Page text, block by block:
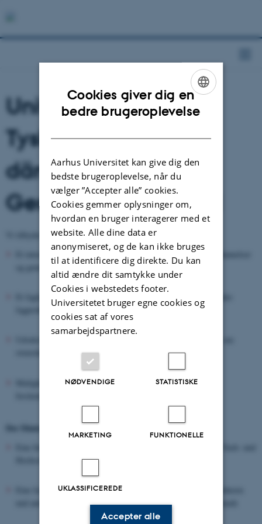
Universiteternes
Tyskforening / Der
dänische
Germanistikverband
Et interessefællesskab til fremme af tysk på videregående uddannelser
og generelt i det danske samfund
Et fagligt fællesskab om uddannelse af tyskundervisere og andre
Udveksling og udvikling af forskning og viden, der støtter op om
Muligheder for samarbejde på tværs af uddannelses- og
Der Dänische Germanistikverband
Hochschulebene und generell in der dänischen Gesellschaft
Eine fachliche Gemeinschaft für die Ausbildung von Deutschlehrern
und anderen Fachprofessionellen im Bereich Deutsch in Dänemark
ENGLISH
Cookies giver dig en
bedre brugeroplevelse
Aarhus Universitet kan give dig den
bedste brugeroplevelse, når du
vælger ”Accepter alle” cookies.
Cookies gemmer oplysninger om,
hvordan en bruger interagerer med et
website. Alle dine data er
anonymiseret, og de kan ikke bruges
til at identificere dig direkte. Du kan
altid ændre dit samtykke under
Cookies i webstedets footer.
Universitetet bruger egne cookies og
cookies sat af vores
samarbejdspartnere.
NØDVENDIGE STATISTISKE
MARKETING FUNKTIONELLE
UKLASSIFICEREDE
Accepter alle